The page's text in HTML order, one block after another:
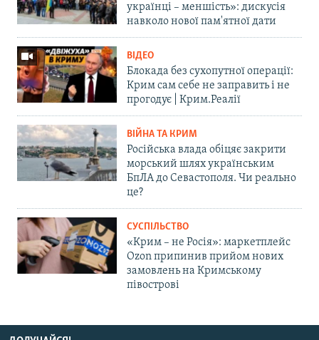
українці – меншість»: дискусія
навколо нової пам'ятної дати
ВІДЕО
Блокада без сухопутної операції:
Крим сам себе не заправить і не
прогодує | Крим.Реалії
ВІЙНА ТА КРИМ
Російська влада обіцяє закрити
морський шлях українським
БпЛА до Севастополя. Чи реально
це?
СУСПІЛЬСТВО
«Крим – не Росія»: маркетплейс
Ozon припинив прийом нових
замовлень на Кримському
півострові